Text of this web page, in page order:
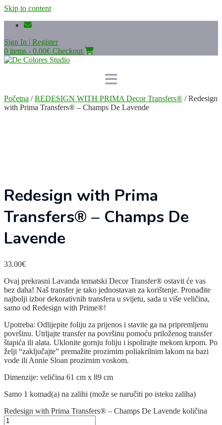
Skip to content
Sign In | Register
0 items - 0.00€ Checkout
Početna /REDESIGN WITH PRIMA Decor Transfers® / Redesign
with Prima Transfers® – Champs De Lavende
Redesign with Prima
Transfers® – Champs De
Lavende
33.00€
Ovaj prekrasni Lavanda tematski Decor Transfer® ostavit će vas
bez daha! Naš transfer je tako jednostavan za korištenje. Pronađite
najbolji izbor dekorativnih transfera u svijetu, sada u više veličina,
samo od Redesign with Prime®!
Upotreba: Odlijepite foliju za prijenos i stavite ga na pripremljenu
površinu. Utrljajte transfer na površinu pomoću priloženog transfer
štapića ili alata. Uklonite gornju foliju i ispolirajte mekom krpom. Po
želji “zaključajte” premažite prozirnim poliakrilnim lakom na bazi
vode ili Annie Sloan prozirnim voskom.
Dimenzije: veličina 61 cm x 89 cm
Samo 1 komad(a) na zalihi (može se naručiti po isteku zaliha)
Redesign with Prima Transfers® – Champs De Lavende količina